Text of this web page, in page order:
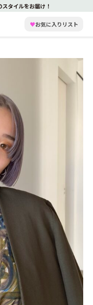
タイルをお届け！
♥お気に入りリスト